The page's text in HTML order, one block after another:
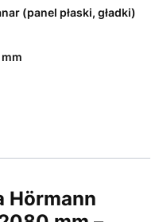
(panel płaski, gładki)
Hörmann